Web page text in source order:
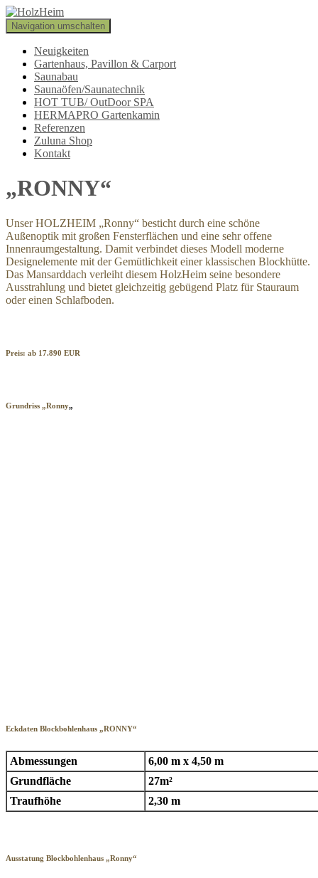
Navigation umschalten
Neuigkeiten
Gartenhaus, Pavillon & Carport
Saunabau
Saunaöfen/Saunatechnik
HOT TUB/ OutDoor SPA
HERMAPRO Gartenkamin
Referenzen
Zuluna Shop
Kontakt
„RONNY“
Unser HOLZHEIM „Ronny“ besticht durch eine schöne
Außenoptik mit großen Fensterflächen und eine sehr offene
Innenraumgestaltung. Damit verbindet dieses Modell moderne
Designelemente mit der Gemütlichkeit einer klassischen Blockhütte.
Das Mansarddach verleiht diesem HolzHeim seine besondere
Ausstrahlung und bietet gleichzeitig gebügend Platz für Stauraum
oder einen Schlafboden.
Preis: ab 17.890 EUR
Grundriss „Ronny„
Eckdaten Blockbohlenhaus „RONNY“
Abmessungen
6,00 m x 4,50 m
Grundfläche
27m²
Traufhöhe
2,30 m
Ausstatung Blockbohlenhaus „Ronny“